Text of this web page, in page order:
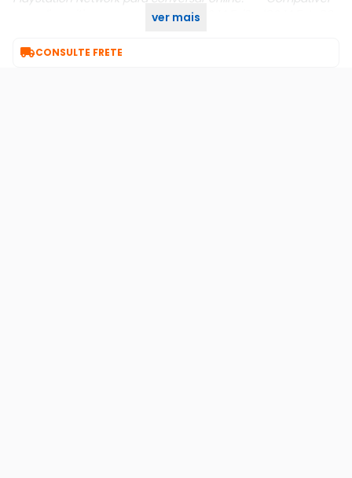
com dispositivos com macOS 11.3, iOS 14.5, iPadOS 14.5, tvOS
ver mais
CONSULTE FRETE